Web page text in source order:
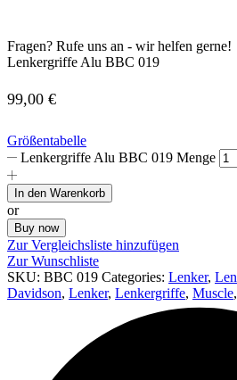
Fragen? Rufe uns an - wir helfen gerne!
Lenkergriffe Alu BBC 019
99,00 €
Größentabelle
Lenkergriffe Alu BBC 019 Menge
In den Warenkorb
or
Buy now
Zur Vergleichsliste hinzufügen
Zur Wunschliste
SKU: BBC 019 Categories: Lenker,
Davidson, Lenker, Lenkergriffe, Muscle,